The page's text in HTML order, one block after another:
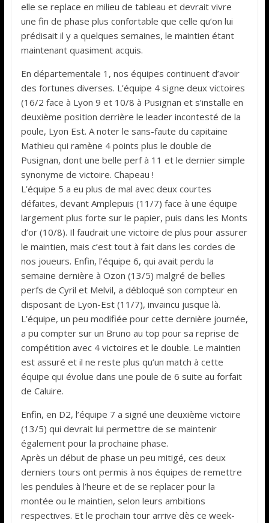
elle se replace en milieu de tableau et devrait vivre
une fin de phase plus confortable que celle qu’on lui
prédisait il y a quelques semaines, le maintien étant
maintenant quasiment acquis.
En départementale 1, nos équipes continuent d’avoir
des fortunes diverses. L’équipe 4 signe deux victoires
(16/2 face à Lyon 9 et 10/8 à Pusignan et s’installe en
deuxième position derrière le leader incontesté de la
poule, Lyon Est. A noter le sans-faute du capitaine
Mathieu qui ramène 4 points plus le double de
Pusignan, dont une belle perf à 11 et le dernier simple
synonyme de victoire. Chapeau !
L’équipe 5 a eu plus de mal avec deux courtes
défaites, devant Amplepuis (11/7) face à une équipe
largement plus forte sur le papier, puis dans les Monts
d’or (10/8). Il faudrait une victoire de plus pour assurer
le maintien, mais c’est tout à fait dans les cordes de
nos joueurs. Enfin, l’équipe 6, qui avait perdu la
semaine dernière à Ozon (13/5) malgré de belles
perfs de Cyril et Melvil, a débloqué son compteur en
disposant de Lyon-Est (11/7), invaincu jusque là.
L’équipe, un peu modifiée pour cette dernière journée,
a pu compter sur un Bruno au top pour sa reprise de
compétition avec 4 victoires et le double. Le maintien
est assuré et il ne reste plus qu’un match à cette
équipe qui évolue dans une poule de 6 suite au forfait
de Caluire.
Enfin, en D2, l’équipe 7 a signé une deuxième victoire
(13/5) qui devrait lui permettre de se maintenir
également pour la prochaine phase.
Après un début de phase un peu mitigé, ces deux
derniers tours ont permis à nos équipes de remettre
les pendules à l’heure et de se replacer pour la
montée ou le maintien, selon leurs ambitions
respectives. Et le prochain tour arrive dès ce week-